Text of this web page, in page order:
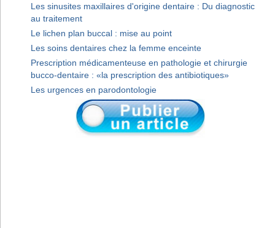
Les sinusites maxillaires d'origine dentaire : Du diagnostic
au traitement
Le lichen plan buccal : mise au point
Les soins dentaires chez la femme enceinte
Prescription médicamenteuse en pathologie et chirurgie
bucco-dentaire : «la prescription des antibiotiques»
Les urgences en parodontologie